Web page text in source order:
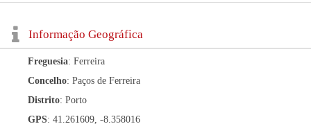
Informação Geográfica
Freguesia: Ferreira
Concelho: Paços de Ferreira
Distrito: Porto
GPS: 41.261609, -8.358016